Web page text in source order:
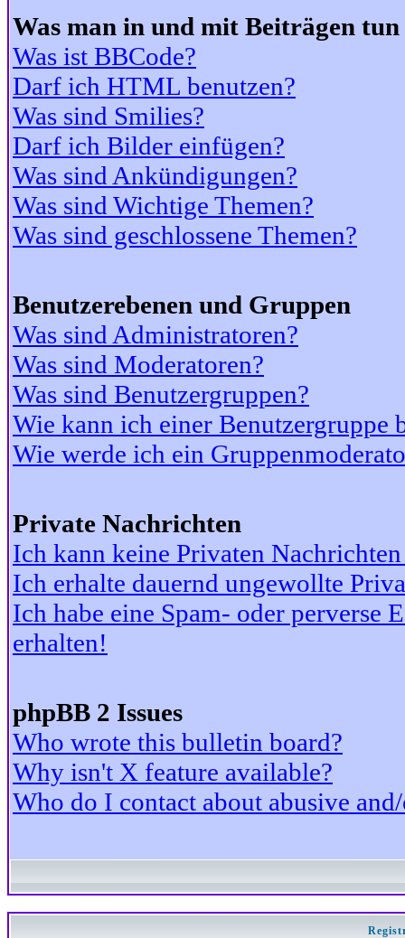
Was man in und mit Beiträgen
Was ist BBCode?
Darf ich HTML benutzen?
Was sind Smilies?
Darf ich Bilder einfügen?
Was sind Ankündigungen?
Was sind Wichtige Themen?
Was sind geschlossene Themen?
Benutzerebenen und Gruppen
Was sind Administratoren?
Was sind Moderatoren?
Was sind Benutzergruppen?
Wie kann ich einer Benutzergruppe
Wie werde ich ein
Private Nachrichten
Ich kann keine Privaten
Ich erhalte dauernd ungewollte
Ich habe eine Spam- oder perverse
erhalten!
phpBB 2 Issues
Who wrote this bulletin board?
Why isn't X feature available?
Who do I contact about abusive